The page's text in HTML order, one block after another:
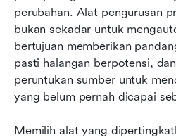
perubahan. Alat pengurusan
bukan sekadar untuk
bertujuan memberikan
pasti halangan berpotensi,
peruntukan sumber untuk
yang belum pernah dicapai
Memilih alat yang